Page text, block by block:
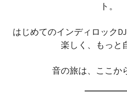
ト。
はじめてのインディロック
楽しく、もっと
音の旅は、ここか